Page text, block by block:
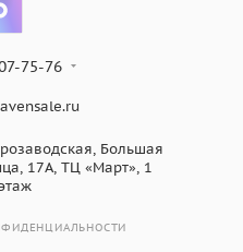
75-76
Большая
17А, ТЦ «Март», 1